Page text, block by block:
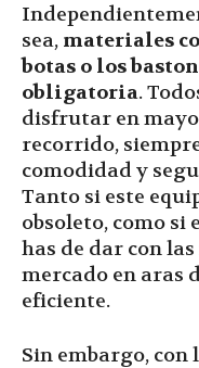
sea, materiales
botas o los
obligatoria.
disfrutar en
recorrido,
comodidad y
Tanto si este
obsoleto, como si
has de dar con
mercado en aras
eficiente.
Sin embargo, con